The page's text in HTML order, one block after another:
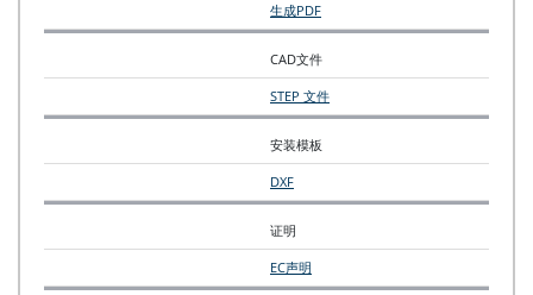
生成PDF
CAD文件
STEP 文件
安装模板
DXF
证明
EC声明